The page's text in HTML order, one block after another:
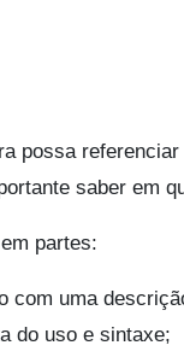
possa
saber em
partes:
com uma
do uso e sintaxe;